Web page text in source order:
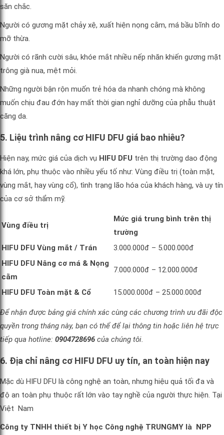
săn chắc.
Người có gương mặt chảy xệ, xuất hiện nọng cằm, má bầu bĩnh do
mỡ thừa.
Người có rãnh cười sâu, khóe mắt nhiều nếp nhăn khiến gương mặt
trông già nua, mệt mỏi.
Những người bận rộn muốn trẻ hóa da nhanh chóng mà không
muốn chịu đau đớn hay mất thời gian nghỉ dưỡng của phẫu thuật
căng da.
5. Liệu trình nâng cơ HIFU DFU giá bao nhiêu?
Hiện nay, mức giá của dịch vụ HIFU DFU trên thị trường dao động
khá lớn, phụ thuộc vào nhiều yếu tố như: Vùng điều trị (toàn mặt,
vùng mắt, hay vùng cổ), tình trạng lão hóa của khách hàng, và uy tín
của cơ sở thẩm mỹ.
Vùng điều trị
Mức giá trung bình trên thị
trường
HIFU DFU Vùng mắt / Trán
3.000.000đ – 5.000.000đ
HIFU DFU Nâng cơ má & Nọng
cằm
7.000.000đ – 12.000.000đ
HIFU DFU Toàn mặt & Cổ 15.000.000đ – 25.000.000đ
Để nhận được bảng giá chính xác cùng các chương trình ưu đãi độc
quyền trong tháng này, bạn có thể để lại thông tin hoặc liên hệ trực
tiếp qua hotline: 0904728696 của chúng tôi.
6. Địa chỉ nâng cơ HIFU DFU uy tín, an toàn hiện nay
Mặc dù HIFU DFU là công nghệ an toàn, nhưng hiệu quả tối đa và
độ an toàn phụ thuộc rất lớn vào tay nghề của người thực hiện. Tại
Việt Nam
Công ty TNHH thiết bị Y học Công nghệ TRUNGMY là NPP